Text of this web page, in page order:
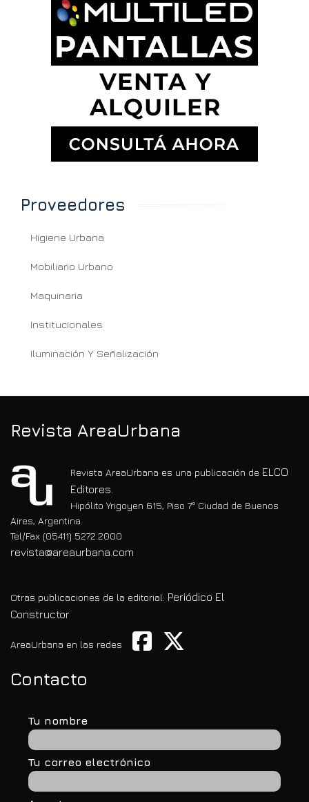
Proveedores
Higiene Urbana
Mobiliario Urbano
Maquinaria
Institucionales
Iluminación Y Señalización
Revista AreaUrbana
Revista AreaUrbana es una publicación de ELCO
Editores.
Hipólito Yrigoyen 615, Piso 7° Ciudad de Buenos
Aires, Argentina.
Tel/Fax (05411) 5272.2000
revista@areaurbana.com
Otras publicaciones de la editorial: Periódico El
Constructor
AreaUrbana en las redes
Contacto
Tu nombre
Tu correo electrónico